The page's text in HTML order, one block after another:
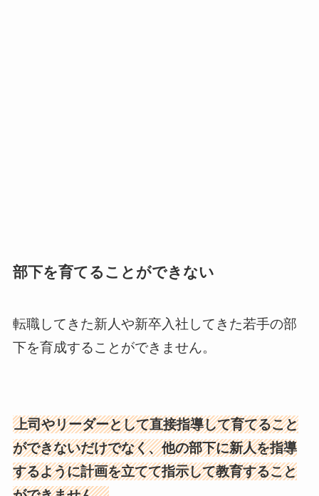
部下を育てることができない
転職してきた新人や新卒入社してきた若手の部
下を育成することができません。
上司やリーダーとして直接指導して育てること
ができないだけでなく、他の部下に新人を指導
するように計画を立てて指示して教育すること